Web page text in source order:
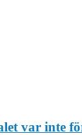
var inte